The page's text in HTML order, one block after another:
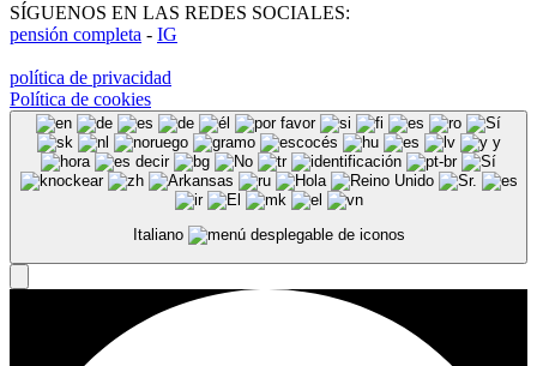
SÍGUENOS EN LAS REDES SOCIALES:
pensión completa - IG
política de privacidad
Política de cookies
Italiano